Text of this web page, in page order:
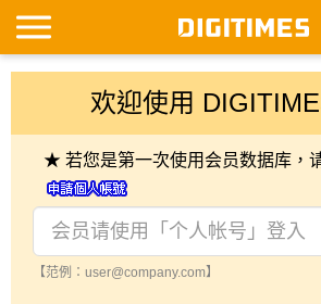
欢迎使用
★ 若您是第一次使用会员数据库，
【范例：user@company.com】